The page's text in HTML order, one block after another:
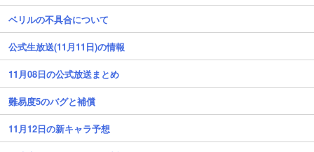
ベリルの不具合について
公式生放送(11月11日)の情報
11月08日の公式放送まとめ
難易度5のバグと補償
11月12日の新キャラ予想